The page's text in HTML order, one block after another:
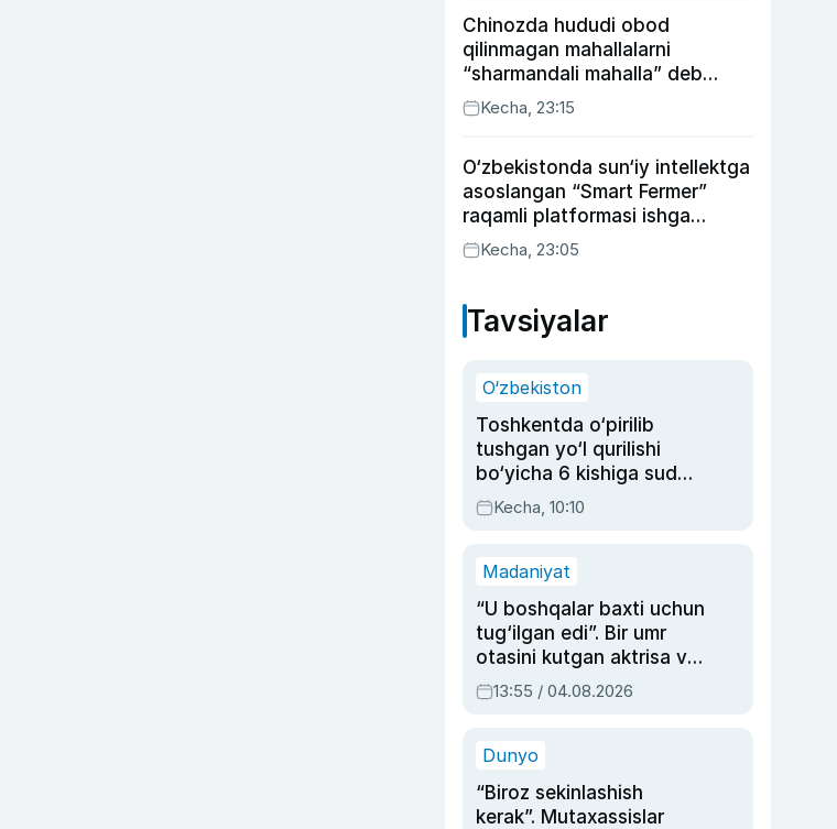
Chinozda hududi obod
qilinmagan mahallalarni
“sharmandali mahalla” deb
belgilash boshlandi
Kecha, 23:15
O‘zbekistonda sun‘iy intellektga
asoslangan “Smart Fermer”
raqamli platformasi ishga
tushiriladi
Kecha, 23:05
Tavsiyalar
O‘zbekiston
Toshkentda o‘pirilib
tushgan yo‘l qurilishi
bo‘yicha 6 kishiga sud
hukmi o‘qildi
Kecha, 10:10
Madaniyat
“U boshqalar baxti uchun
tug‘ilgan edi”. Bir umr
otasini kutgan aktrisa va
dublyaj ustasi Rimma
Ahmedovaning
13:55 / 04.08.2026
Dunyo
“Biroz sekinlashish
kerak”. Mutaxassislar